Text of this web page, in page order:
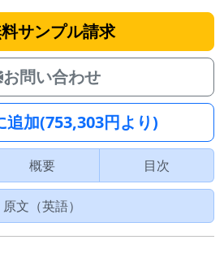
サンプル請求
お問い合わせ
追加(753,303円より)
概要 目次
原文（英語）